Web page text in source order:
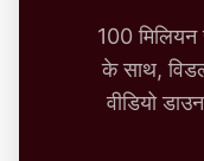
100
के साथ,
वीडियो